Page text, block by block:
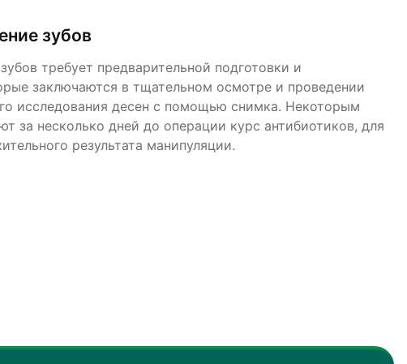
зубов
требует предварительной подготовки и
заключаются в тщательном осмотре и проведении
исследования десен с помощью снимка. Некоторым
за несколько дней до операции курс антибиотиков, для
результата манипуляции.
вокруг кончика корня – верхушки. Зубные кисты
хирургическим путем. Они особенно распространены у
кариесом зубами. Наиболее распространенной
является нежизнеспособная пульпа (нерв зуба) и не
тщательно обработанные и запломбированные